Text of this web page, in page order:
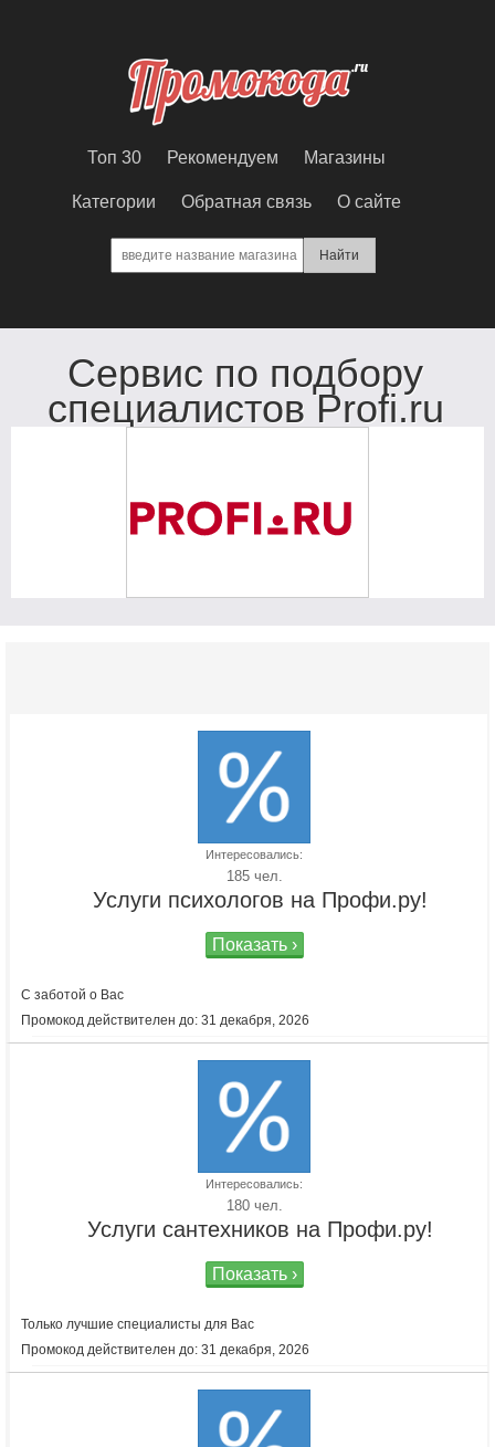
Топ 30 Рекомендуем Магазины
Категории Обратная связь О сайте
Сервис по подбору
специалистов Profi.ru
Интересовались:
185 чел.
Услуги психологов на Профи.ру!
Показать ›
С заботой о Вас
Промокод действителен до: 31 декабря, 2026
Интересовались:
180 чел.
Услуги сантехников на Профи.ру!
Показать ›
Только лучшие специалисты для Вас
Промокод действителен до: 31 декабря, 2026